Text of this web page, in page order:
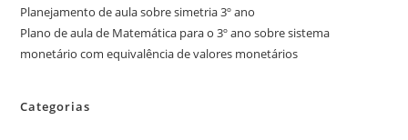
Planejamento de aula sobre simetria 3º ano
Plano de aula de Matemática para o 3º ano sobre sistema
monetário com equivalência de valores monetários
Categorias